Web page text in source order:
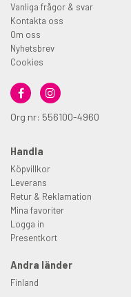
Vanliga frågor & svar
Kontakta oss
Om oss
Nyhetsbrev
Cookies
Org nr: 556100-4960
Handla
Köpvillkor
Leverans
Retur & Reklamation
Mina favoriter
Logga in
Presentkort
Andra länder
Finland